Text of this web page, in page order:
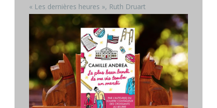
« Les dernières heures », Ruth Druart